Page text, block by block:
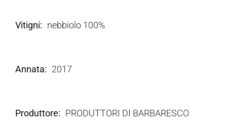
Vitigni nebbiolo 100%
Annata 2017
Produttore PRODUTTORI DI BARBARESCO